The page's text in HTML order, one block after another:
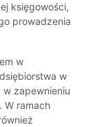
księgowości,
prowadzenia
w
w
zapewnieniu
W ramach